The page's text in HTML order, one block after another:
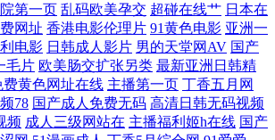
有码在线 91大香蕉自慰 人妻男人天堂网 成人网人妻
狠狠操综合网 91久久 青娱乐福利导航91 99成人五
国产成人九九 91看黄 丝瓜网站 国产成人宗合 91传
第一页 乱码欧美孕交 超碰在线艹 日本在
网址 香港电影伦理片 91黄色电影 亚洲一
电影 日韩成人影片 男的天堂网AV 国产
毛片 欧美肠交扩张另类 最新亚洲日韩精
费黄色网址在线 主播第一页 丁香五月网
78 国产成人免费无码 高清日韩无码视频
频 成人三级网站在 主播福利姬h在线 国产